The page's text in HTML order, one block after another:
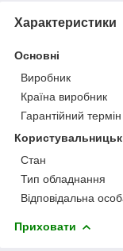
Характеристики
Основні
Виробник
Країна виробник
Гарантійний термін
Стан
Тип обладнання
Відповідальна
Приховати